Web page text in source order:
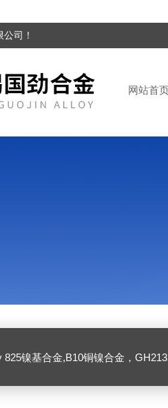
司！
网站首
镍基合金,B10铜镍合金，GH2132高温合金，C276